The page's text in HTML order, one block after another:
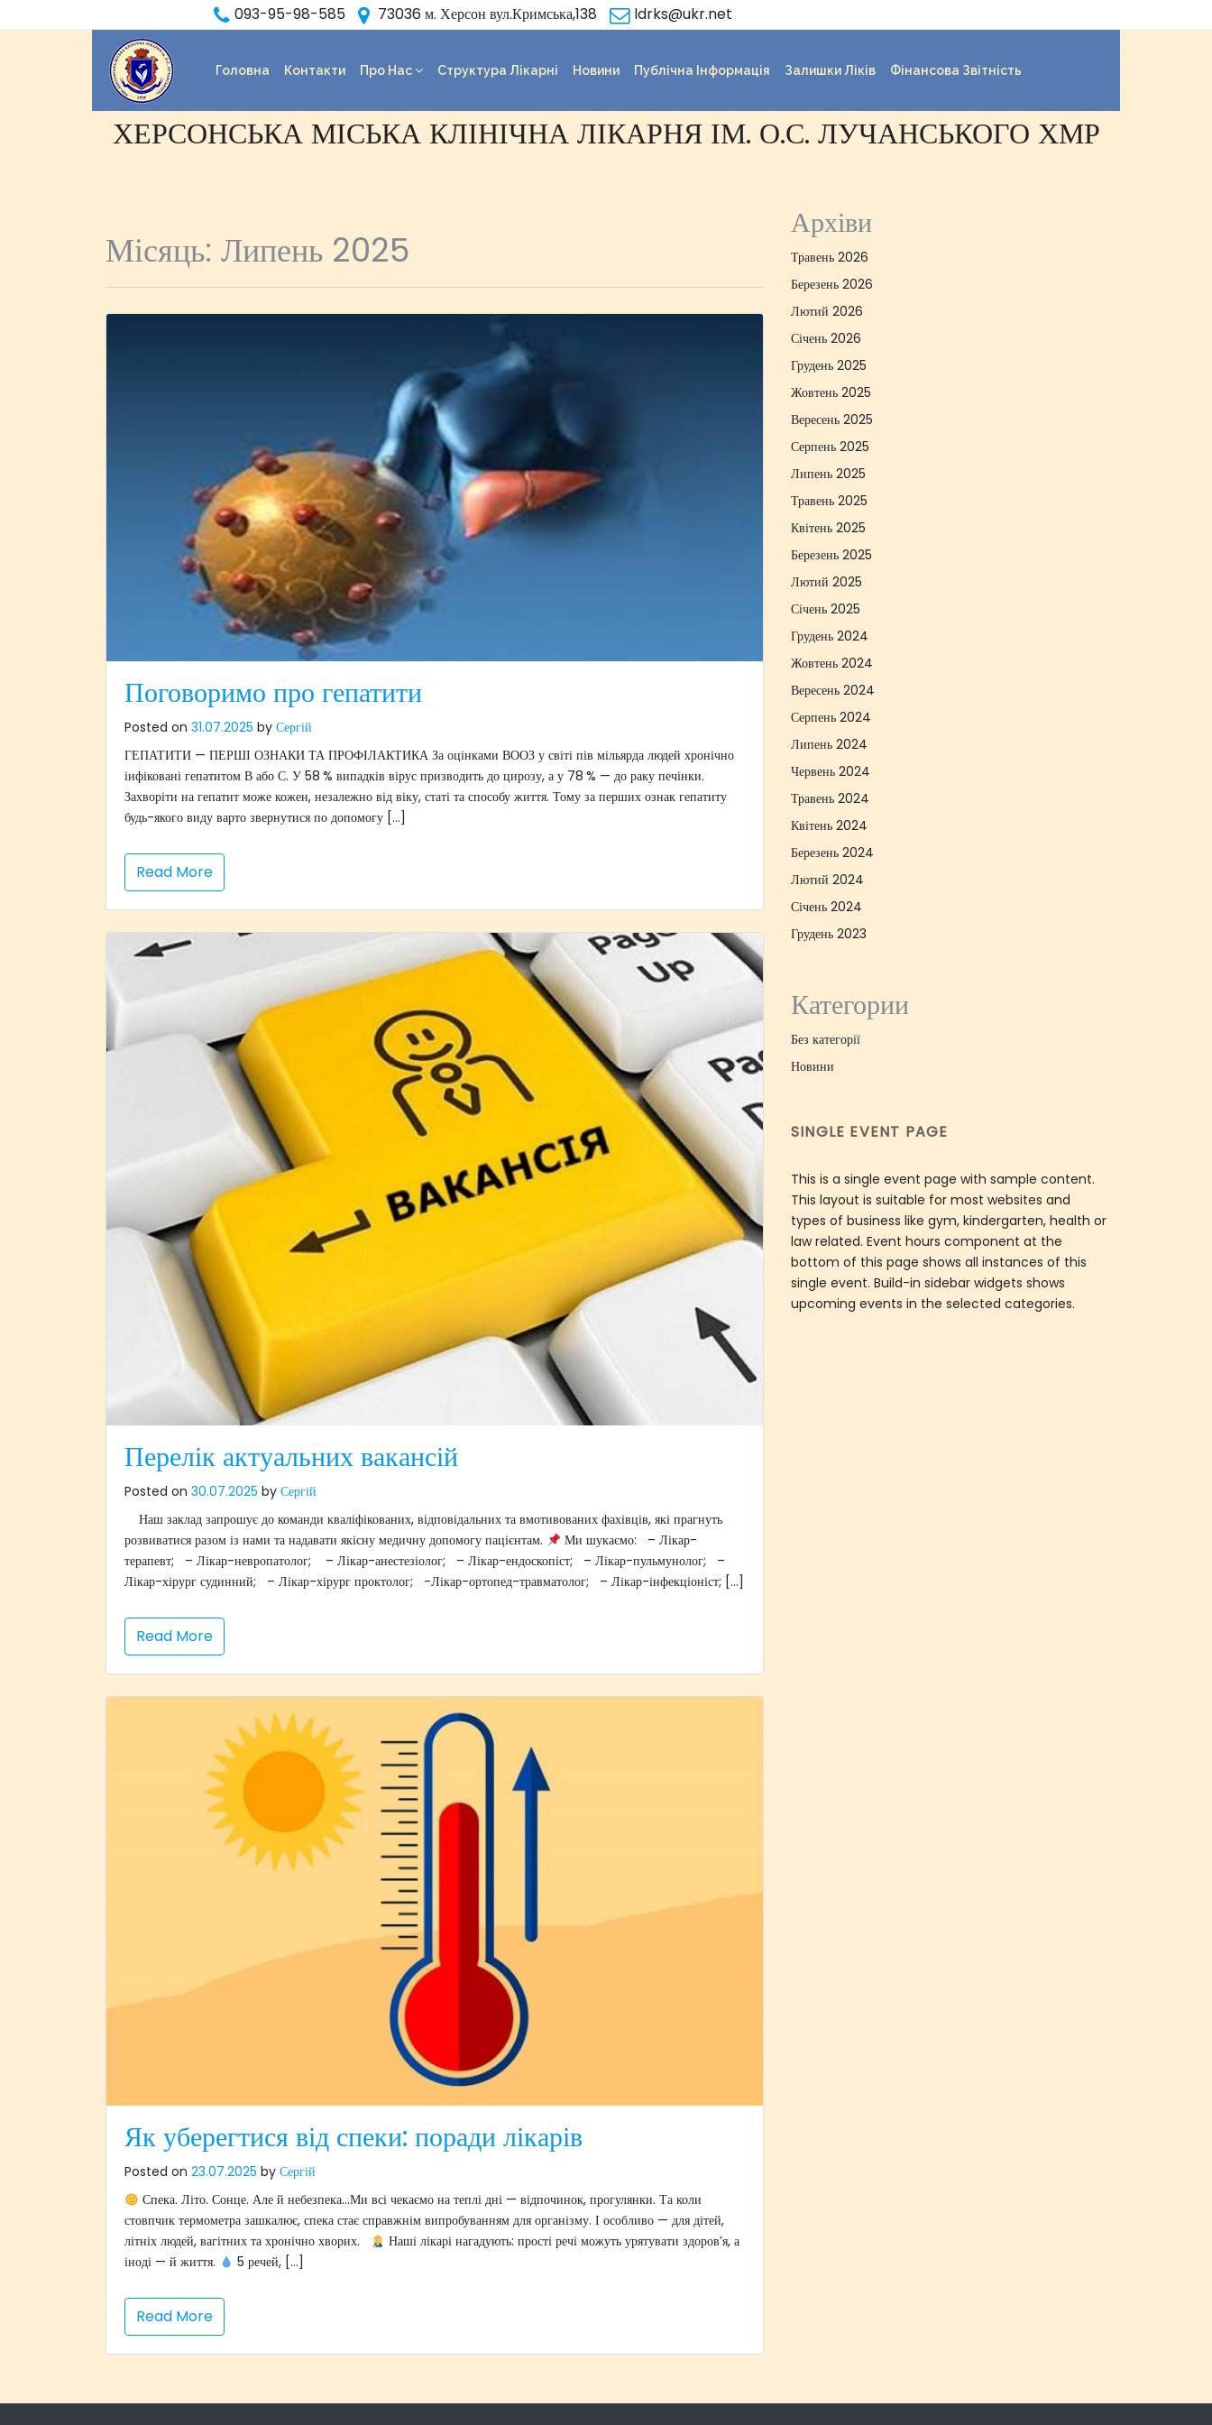
093-95-98-585 73036 м. Херсон вул.Кримська,138 ldrks@ukr.net
Головна Контакти Про Нас Структура Лікарні Новини Публічна Інформація Залишки Ліків Фінансова Звітність
ХЕРСОНСЬКА МІСЬКА КЛІНІЧНА ЛІКАРНЯ ІМ. О.С. ЛУЧАНСЬКОГО ХМР
Місяць: Липень 2025
Поговоримо про гепатити
Posted on 31.07.2025 by Сергій
ГЕПАТИТИ — ПЕРШІ ОЗНАКИ ТА ПРОФІЛАКТИКА За оцінками ВООЗ у світі пів мільярда людей хронічно
інфіковані гепатитом В або С. У 58 % випадків вірус призводить до цирозу, а у 78 % — до раку печінки.
Захворіти на гепатит може кожен, незалежно від віку, статі та способу життя. Тому за перших ознак гепатиту
будь-якого виду варто звернутися по допомогу […]
Read More
Перелік актуальних вакансій
Posted on 30.07.2025 by Сергій
Наш заклад запрошує до команди кваліфікованих, відповідальних та вмотивованих фахівців, які прагнуть
розвиватися разом із нами та надавати якісну медичну допомогу пацієнтам.
Ми шукаємо: – Лікар-
терапевт; – Лікар-невропатолог; – Лікар-анестезіолог; – Лікар-ендоскопіст; – Лікар-пульмунолог; –
Лікар-хірург судинний; – Лікар-хірург проктолог; -Лікар-ортопед-травматолог; – Лікар-інфекціоніст; […]
Read More
Як уберегтися від спеки: поради лікарів
Posted on 23.07.2025 by Сергій
Спека. Літо. Сонце. Але й небезпека…Ми всі чекаємо на теплі дні — відпочинок, прогулянки. Та коли
стовпчик термометра зашкалює, спека стає справжнім випробуванням для організму. І особливо — для дітей,
літніх людей, вагітних та хронічно хворих.
Наші лікарі нагадують: прості речі можуть урятувати здоров’я, а
іноді — й життя.
5 речей, […]
Read More
Архіви
Травень 2026
Березень 2026
Лютий 2026
Січень 2026
Грудень 2025
Жовтень 2025
Вересень 2025
Серпень 2025
Липень 2025
Травень 2025
Квітень 2025
Березень 2025
Лютий 2025
Січень 2025
Грудень 2024
Жовтень 2024
Вересень 2024
Серпень 2024
Липень 2024
Червень 2024
Травень 2024
Квітень 2024
Березень 2024
Лютий 2024
Січень 2024
Грудень 2023
Категории
Без категорії
Новини
SINGLE EVENT PAGE
This is a single event page with sample content.
This layout is suitable for most websites and
types of business like gym, kindergarten, health or
law related. Event hours component at the
bottom of this page shows all instances of this
single event. Build-in sidebar widgets shows
upcoming events in the selected categories.